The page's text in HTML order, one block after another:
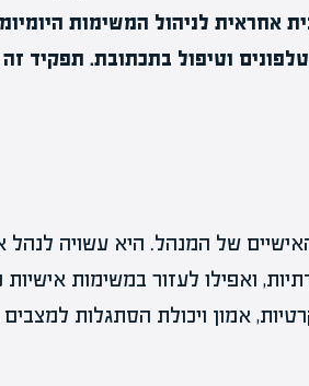
אחראית לניהול המשימות
וטיפול בתכתובת. תפקיד
של המנהל. היא עשויה לנהל
ואפילו לעזור במשימות אישיות
אמון ויכולת הסתגלות למצבים